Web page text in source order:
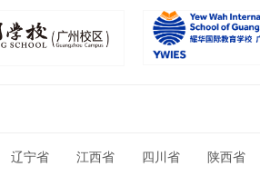
辽宁省 江西省 四川省
陕西省